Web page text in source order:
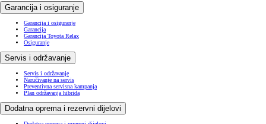
Garancija i osiguranje
Garancija i osiguranje
Garancija
Garancija Toyota Relax
Osiguranje
Servis i održavanje
Servis i održavanje
Naručivanje na servis
Preventivna servisna kampanja
Plan održavanja hibrida
Dodatna oprema i rezervni dijelovi